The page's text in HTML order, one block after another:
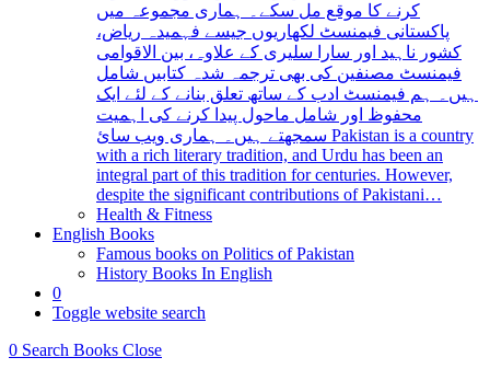
کرنے کا موقع مل سکے۔ ہماری مجموعہ میں
پاکستانی فیمنسٹ لکھاریوں جیسے فہمیدہ ریاض،
کشور ناہید اور سارا سلیری کے علاوہ، بین الاقوامی
فیمنسٹ مصنفین کی بھی ترجمہ شدہ کتابیں شامل
ہیں۔ ہم فیمنسٹ ادب کے ساتھ تعلق بنانے کے لئے ایک
محفوظ اور شامل ماحول پیدا کرنے کی اہمیت
سمجھتے ہیں۔ ہماری ویب سائ Pakistan is a country
with a rich literary tradition, and Urdu has been an
integral part of this tradition for centuries. However,
despite the significant contributions of Pakistani…
Health & Fitness
English Books
Famous books on Politics of Pakistan
History Books In English
0
Toggle website search
0 Search Books Close